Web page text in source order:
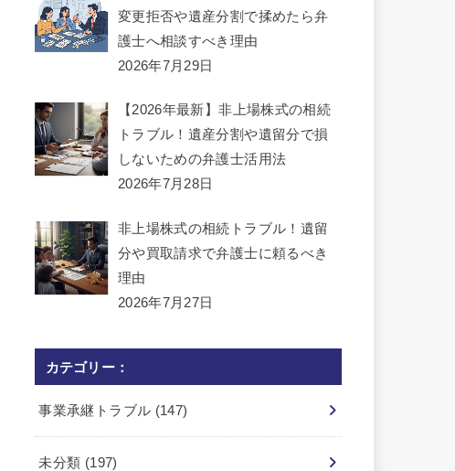
変更拒否や遺産分割で揉めたら弁
護士へ相談すべき理由
2026年7月29日
【2026年最新】非上場株式の相続
トラブル！遺産分割や遺留分で損
しないための弁護士活用法
2026年7月28日
非上場株式の相続トラブル！遺留
分や買取請求で弁護士に頼るべき
理由
2026年7月27日
カテゴリー：
事業承継トラブル (147)
未分類 (197)